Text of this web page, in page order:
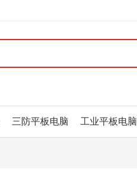
三防平板电脑 工业平板电脑